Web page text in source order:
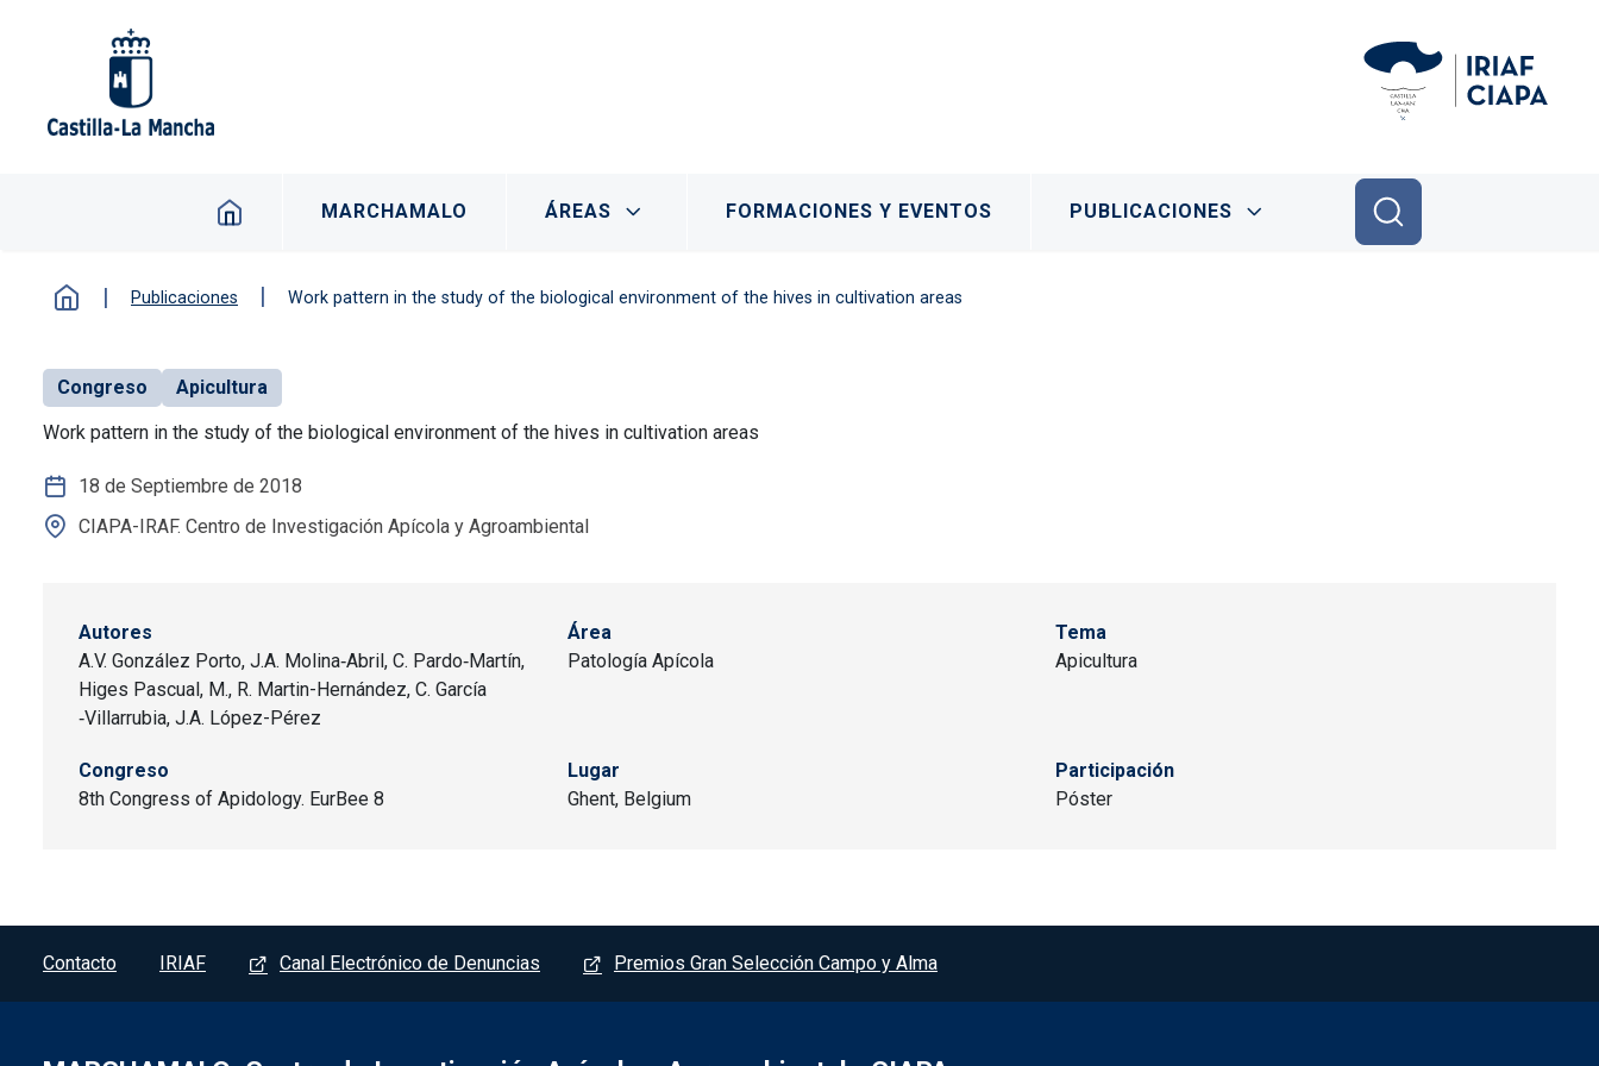
Navegacion principal - Marchamalo
MARCHAMALO ÁREAS FORMACIONES Y EVENTOS PUBLICACIONES
Publicaciones Work pattern in the study of the biological environment of the hives in cultivation areas
Congreso
Apicultura
Work pattern in the study of the biological environment of the hives in cultivation areas
18 de Septiembre de 2018
CIAPA-IRAF. Centro de Investigación Apícola y Agroambiental
Autores
A.V. González Porto, J.A. Molina‐Abril, C. Pardo‐Martín,
Higes Pascual, M., R. Martin-Hernández, C. García
‐Villarrubia, J.A. López-Pérez
Área
Patología Apícola
Tema
Apicultura
Congreso
8th Congress of Apidology. EurBee 8
Lugar
Ghent, Belgium
Participación
Póster
Pie de página - Marchamalo
Contacto IRIAF Canal Electrónico de Denuncias Premios Gran Selección Campo y Alma